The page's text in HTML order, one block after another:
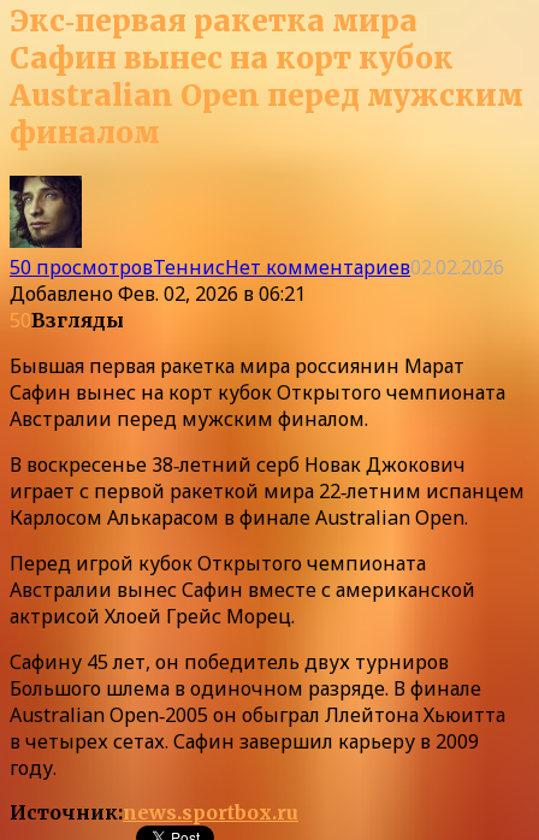
Экс‑первая ракетка мира
Сафин вынес на корт кубок
Australian Open перед мужским
финалом
50 просмотровТеннисНет комментариев02.02.2026
ДобавленоФев. 02, 2026 в 06:21
50Взгляды
Бывшая первая ракетка мира россиянин Марат
Сафин вынес на корт кубок Открытого чемпионата
Австралии перед мужским финалом.
В воскресенье 38‑летний серб Новак Джокович
играет с первой ракеткой мира 22‑летним испанцем
Карлосом Алькарасом в финале Australian Open.
Перед игрой кубок Открытого чемпионата
Австралии вынес Сафин вместе с американской
актрисой Хлоей Грейс Морец.
Сафину 45 лет, он победитель двух турниров
Большого шлема в одиночном разряде. В финале
Australian Open‑2005 он обыграл Ллейтона Хьюитта
в четырех сетах. Сафин завершил карьеру в 2009
году.
Источник:news.sportbox.ru